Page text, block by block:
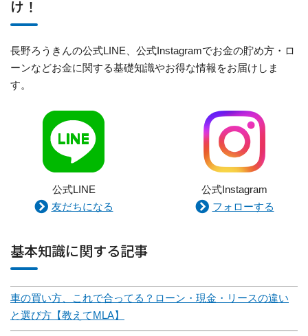
け！
長野ろうきんの公式LINE、公式Instagramでお金の貯め方・ロ
ーンなどお金に関する基礎知識やお得な情報をお届けしま
す。
公式LINE
友だちになる
公式Instagram
フォローする
基本知識に関する記事
車の買い方、これで合ってる？ローン・現金・リースの違い
と選び方【教えてMLA】